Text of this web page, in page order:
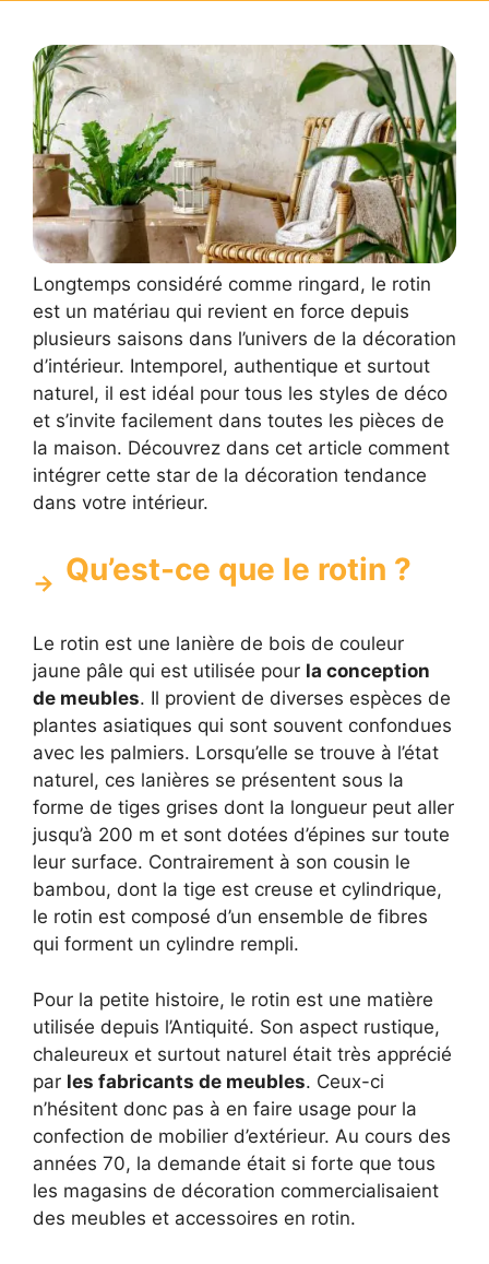
Longtemps considéré comme ringard, le rotin
est un matériau qui revient en force depuis
plusieurs saisons dans l’univers de la décoration
d’intérieur. Intemporel, authentique et surtout
naturel, il est idéal pour tous les styles de déco
et s’invite facilement dans toutes les pièces de
la maison. Découvrez dans cet article comment
intégrer cette star de la décoration tendance
dans votre intérieur.
Qu’est-ce que le rotin ?
Le rotin est une lanière de bois de couleur
jaune pâle qui est utilisée pour la conception
de meubles. Il provient de diverses espèces de
plantes asiatiques qui sont souvent confondues
avec les palmiers. Lorsqu’elle se trouve à l’état
naturel, ces lanières se présentent sous la
forme de tiges grises dont la longueur peut aller
jusqu’à 200 m et sont dotées d’épines sur toute
leur surface. Contrairement à son cousin le
bambou, dont la tige est creuse et cylindrique,
le rotin est composé d’un ensemble de fibres
qui forment un cylindre rempli.
Pour la petite histoire, le rotin est une matière
utilisée depuis l’Antiquité. Son aspect rustique,
chaleureux et surtout naturel était très apprécié
par les fabricants de meubles. Ceux-ci
n’hésitent donc pas à en faire usage pour la
confection de mobilier d’extérieur. Au cours des
années 70, la demande était si forte que tous
les magasins de décoration commercialisaient
des meubles et accessoires en rotin.